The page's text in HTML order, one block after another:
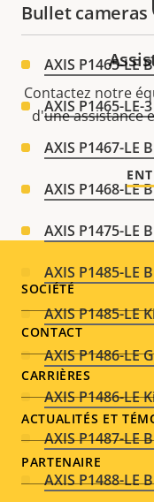
Bullet cameras
AXIS P1465-LE
AXIS P1465-
AXIS P1467-LE
AXIS P1468-LE
AXIS P1475-LE
AXIS P1485-LE
AXIS P1485-LE
AXIS P1486-LE
AXIS P1486-LE
AXIS P1487-LE
AXIS P1488-LE
Contactez notre
d'une assistance
Footer
menu
SOCIÉTÉ
CONTACT
CARRIÈRES
ACTUALITÉS ET
PARTENAIRE